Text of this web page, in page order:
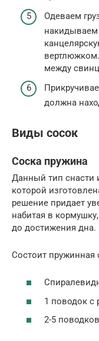
Одеваем
между
должна
Виды сосок
Соска пружина
Данный тип снасти
которой
решение придает
набитая в
до достижения дна.
Состоит пружинная
1 поводок
2-5